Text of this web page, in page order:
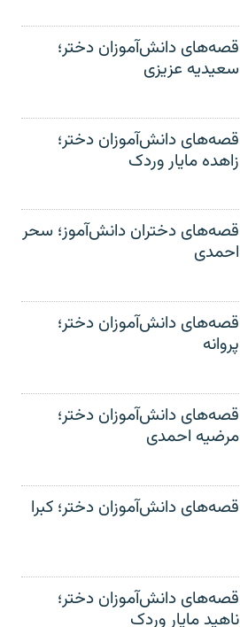
قصه‌های دانش‌آموزان دختر؛
سعیدیه عزیزی
قصه‌های دانش‌آموزان دختر؛
زاهده مایار وردک
قصه‌های دختران دانش‌آموز؛ سحر
احمدی
قصه‌های دانش‌آموزان دختر؛
پروانه
قصه‌های دانش‌آموزان دختر؛
مرضیه احمدی
قصه‌های دانش‌آموزان دختر؛ کبرا
قصه‌های دانش‌آموزان دختر؛
ناهید مایار وردک